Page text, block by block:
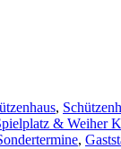
,
& Weiher
,